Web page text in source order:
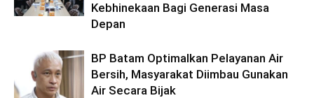
Kebhinekaan Bagi Generasi Masa
Depan
BP Batam Optimalkan Pelayanan Air
Bersih, Masyarakat Diimbau Gunakan
Air Secara Bijak